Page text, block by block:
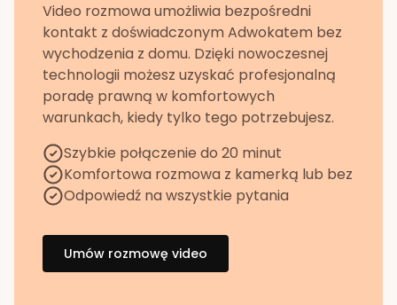
Video rozmowa umożliwia bezpośredni
kontakt z doświadczonym Adwokatem bez
wychodzenia z domu. Dzięki nowoczesnej
technologii możesz uzyskać profesjonalną
poradę prawną w komfortowych
warunkach, kiedy tylko tego potrzebujesz.
Szybkie połączenie do 20 minut
Komfortowa rozmowa z kamerką lub bez
Odpowiedź na wszystkie pytania
Umów rozmowę video